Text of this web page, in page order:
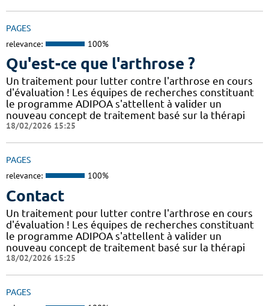
PAGES
relevance: 100%
Qu'est-ce que l'arthrose ?
Un traitement pour lutter contre l'arthrose en cours
d'évaluation ! Les équipes de recherches constituant
le programme ADIPOA s'attellent à valider un
nouveau concept de traitement basé sur la thérapi
18/02/2026 15:25
PAGES
relevance: 100%
Contact
Un traitement pour lutter contre l'arthrose en cours
d'évaluation ! Les équipes de recherches constituant
le programme ADIPOA s'attellent à valider un
nouveau concept de traitement basé sur la thérapi
18/02/2026 15:25
PAGES